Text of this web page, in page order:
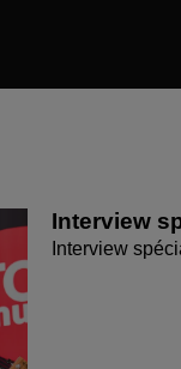
Interview
Interview